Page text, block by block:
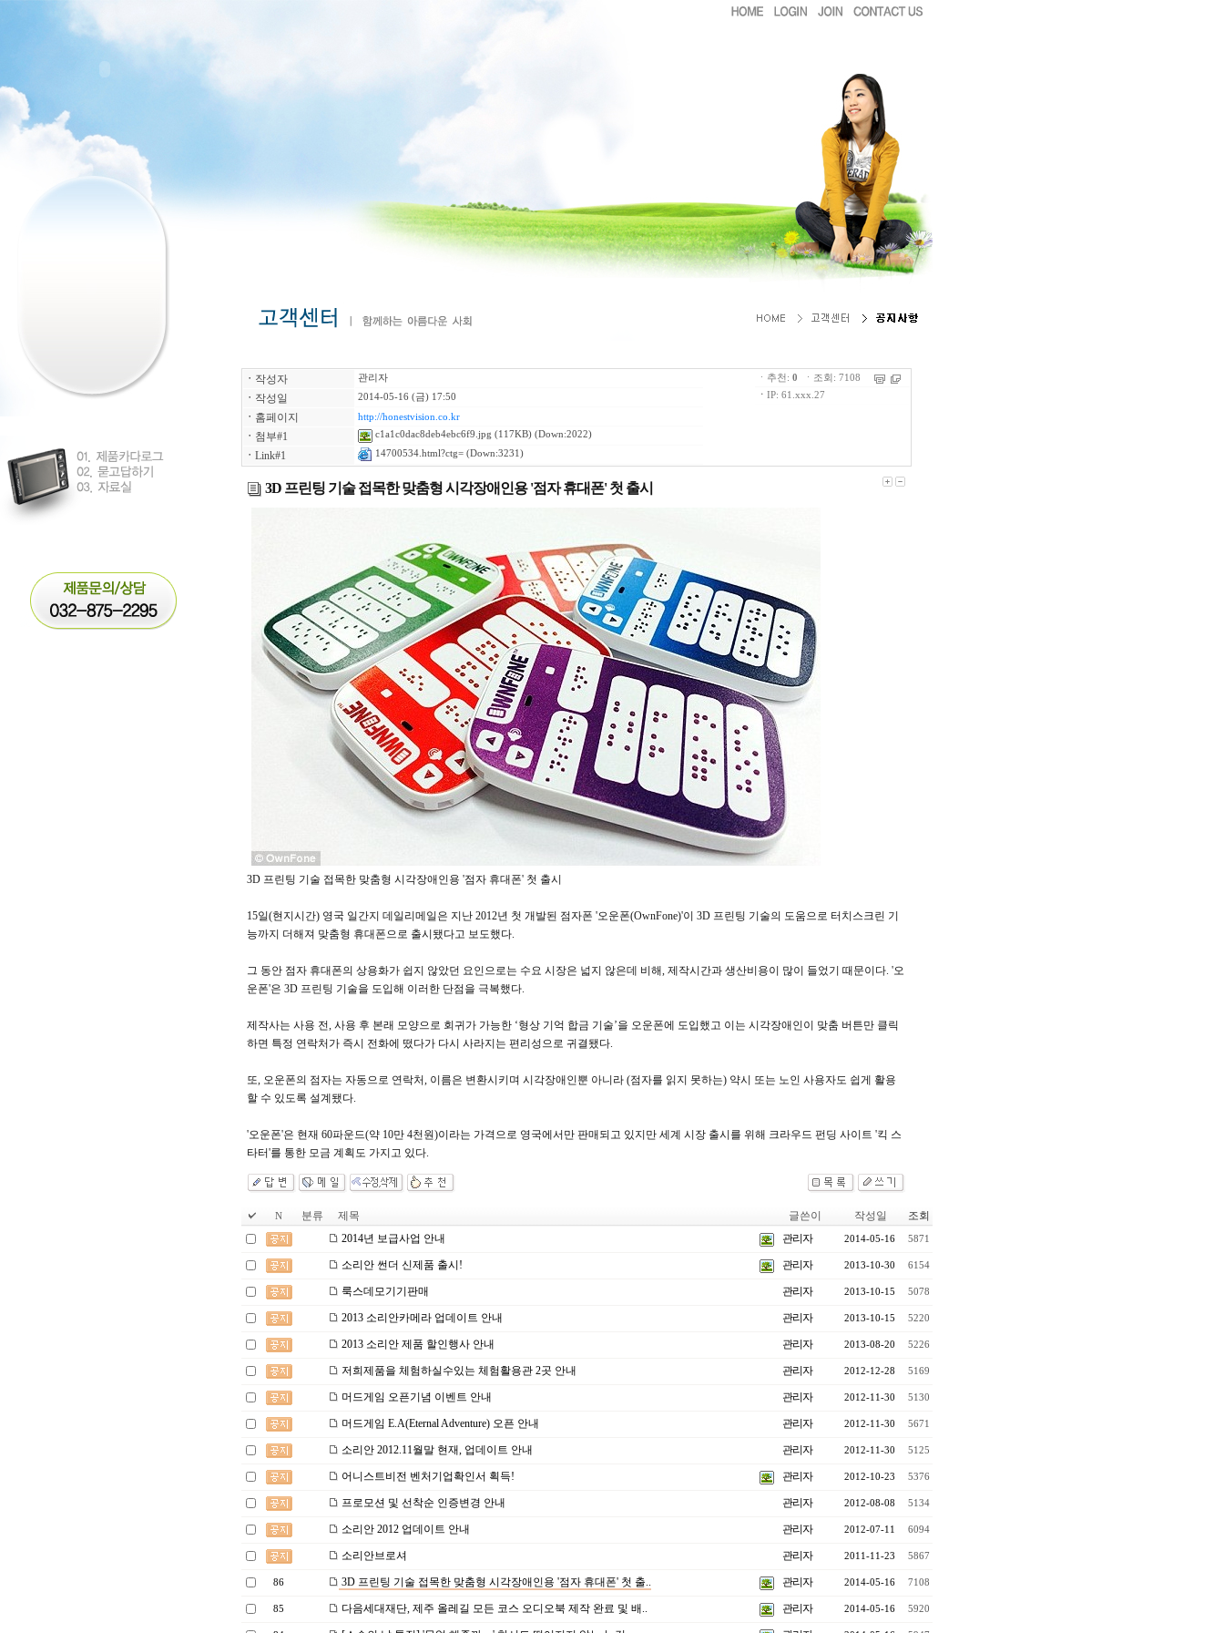
ㆍ 작성자 관리자
ㆍ 작성일 2014-05-16 (금) 17:50
ㆍ 홈페이지 http://honestvision.co.kr
ㆍ 첨부#1 c1a1c0dac8deb4ebc6f9.jpg (117KB) (Down:2022)
ㆍ Link#1 14700534.html?ctg= (Down:3231)
ㆍ추천: 0 ㆍ조회: 7108
ㆍ IP: 61.xxx.27
3D 프린팅 기술 접목한 맞춤형 시각장애인용 '점자 휴대폰' 첫 출시
3D 프린팅 기술 접목한 맞춤형 시각장애인용 '점자 휴대폰' 첫 출시
15일(현지시간) 영국 일간지 데일리메일은 지난 2012년 첫 개발된 점자폰 '오운폰(OwnFone)'이 3D 프린팅 기술의 도움으로 터치스크린 기
능까지 더해져 맞춤형 휴대폰으로 출시됐다고 보도했다.
그 동안 점자 휴대폰의 상용화가 쉽지 않았던 요인으로는 수요 시장은 넓지 않은데 비해, 제작시간과 생산비용이 많이 들었기 때문이다. '오
운폰'은 3D 프린팅 기술을 도입해 이러한 단점을 극복했다.
제작사는 사용 전, 사용 후 본래 모양으로 회귀가 가능한 ‘형상 기억 합금 기술’을 오운폰에 도입했고 이는 시각장애인이 맞춤 버튼만 클릭
하면 특정 연락처가 즉시 전화에 떴다가 다시 사라지는 편리성으로 귀결됐다.
또, 오운폰의 점자는 자동으로 연락처, 이름은 변환시키며 시각장애인뿐 아니라 (점자를 읽지 못하는) 약시 또는 노인 사용자도 쉽게 활용
할 수 있도록 설계됐다.
'오운폰'은 현재 60파운드(약 10만 4천원)이라는 가격으로 영국에서만 판매되고 있지만 세계 시장 출시를 위해 크라우드 펀딩 사이트 '킥 스
타터'를 통한 모금 계획도 가지고 있다.
N 분류 제목 글쓴이 작성일
조회
2014년 보급사업 안내
관리자 2014-05-16 5871
소리안 썬더 신제품 출시! 관리자 2013-10-30 6154
룩스데모기기판매 관리자 2013-10-15 5078
2013 소리안카메라 업데이트 안내 관리자 2013-10-15 5220
2013 소리안 제품 할인행사 안내 관리자 2013-08-20 5226
저희제품을 체험하실수있는 체험활용관 2곳 안내 관리자 2012-12-28 5169
머드게임 오픈기념 이벤트 안내 관리자 2012-11-30 5130
머드게임 E.A(Eternal Adventure) 오픈 안내 관리자 2012-11-30 5671
소리안 2012.11월말 현재, 업데이트 안내 관리자 2012-11-30 5125
어니스트비전 벤처기업확인서 획득! 관리자 2012-10-23 5376
프로모션 및 선착순 인증변경 안내 관리자 2012-08-08 5134
소리안 2012 업데이트 안내 관리자 2012-07-11 6094
소리안브로셔 관리자 2011-11-23 5867
86 3D 프린팅 기술 접목한 맞춤형 시각장애인용 '점자 휴대폰' 첫 출.. 관리자 2014-05-16 7108
85 다음세대재단, 제주 올레길 모든 코스 오디오북 제작 완료 및 배.. 관리자 2014-05-16 5920